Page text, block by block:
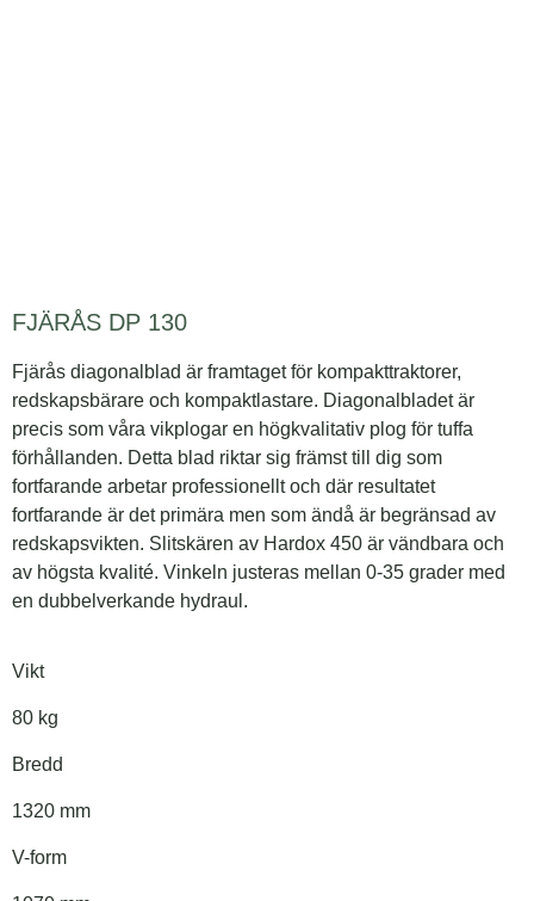
FJÄRÅS DP 130
Fjärås diagonalblad är framtaget för kompakttraktorer,
redskapsbärare och kompaktlastare. Diagonalbladet är
precis som våra vikplogar en högkvalitativ plog för tuffa
förhållanden. Detta blad riktar sig främst till dig som
fortfarande arbetar professionellt och där resultatet
fortfarande är det primära men som ändå är begränsad av
redskapsvikten. Slitskären av Hardox 450 är vändbara och
av högsta kvalité. Vinkeln justeras mellan 0-35 grader med
en dubbelverkande hydraul.
Vikt
80 kg
Bredd
1320 mm
V-form